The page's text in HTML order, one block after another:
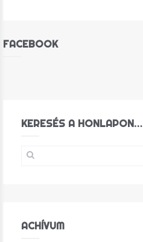
FACEBOOK
KERESÉS A HONLAPON…
ACHÍVUM